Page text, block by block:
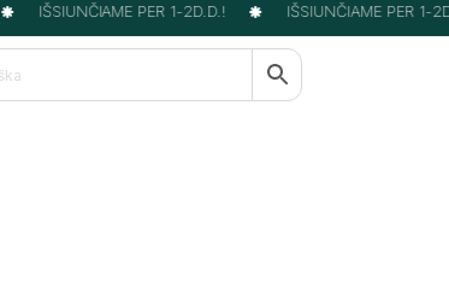
IŠSIUNČIAME PER 1-2D.D.! IŠSIUNČIAME PER 1-